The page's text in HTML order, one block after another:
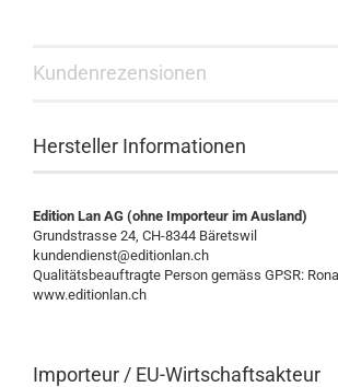
Kundenrezensionen
Hersteller Informationen
Edition Lan AG (ohne Importeur im Ausland)
Grundstrasse 24, CH-8344 Bäretswil
kundendienst@editionlan.ch
Qualitätsbeauftragte Person gemäss GPSR:
www.editionlan.ch
Importeur / EU-Wirtschaftsakteur